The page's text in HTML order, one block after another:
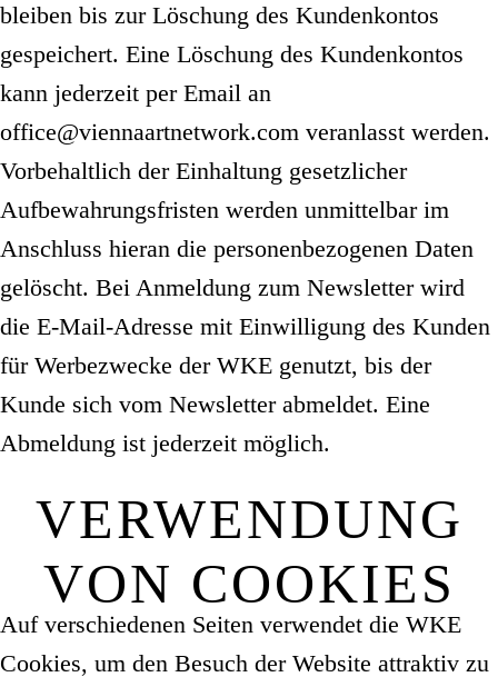
bleiben bis zur Löschung des Kundenkontos
gespeichert. Eine Löschung des Kundenkontos
kann jederzeit per Email an
office@viennaartnetwork.com veranlasst werden.
Vorbehaltlich der Einhaltung gesetzlicher
Aufbewahrungsfristen werden unmittelbar im
Anschluss hieran die personenbezogenen Daten
gelöscht. Bei Anmeldung zum Newsletter wird
die E-Mail-Adresse mit Einwilligung des Kunden
für Werbezwecke der WKE genutzt, bis der
Kunde sich vom Newsletter abmeldet. Eine
Abmeldung ist jederzeit möglich.
VERWENDUNG
VON COOKIES
Auf verschiedenen Seiten verwendet die WKE
Cookies, um den Besuch der Website attraktiv zu